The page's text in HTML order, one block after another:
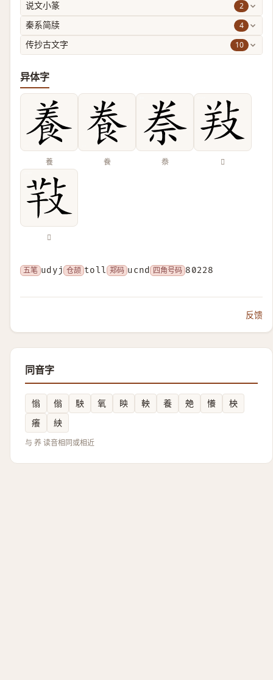
说文小篆 2
秦系简牍 4
传抄古文字 10
异体字
養 飬 䄅 𢼝
𢽁
五笔 udyj 仓颉 toll 郑码 ucnd 四角号码 80228
反馈
同音字
慃 傟 駚 氧 眏 軮 養 䒋 懩
柍
癢
紻
与 养 读音相同或相近